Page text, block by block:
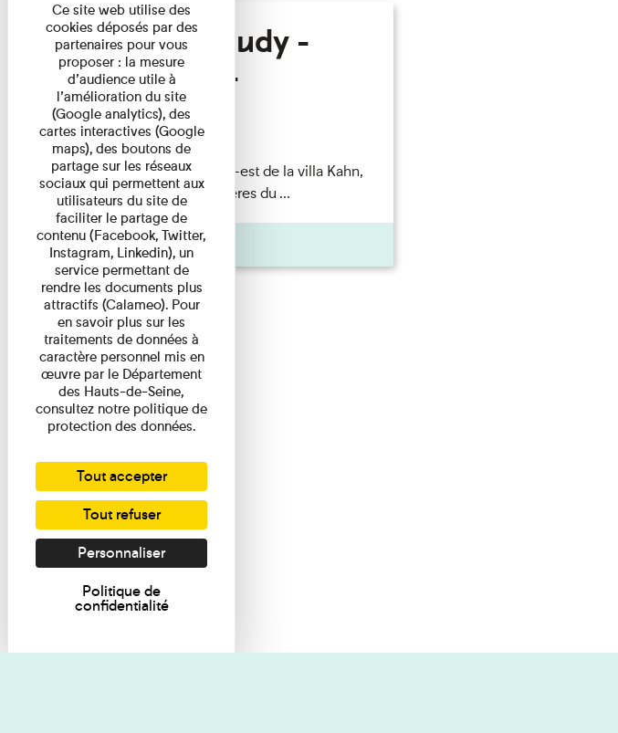
Hélène Gaudy -
Villa Zamir
Lecture
couchant) [Angle nord-est de la villa Kahn,
dite villa Zamir et lumières du ...
Pages
Ce site web utilise des
cookies déposés par des
partenaires pour vous
proposer : la mesure
d’audience utile à
l’amélioration du site
(Google analytics), des
cartes interactives (Google
maps), des boutons de
partage sur les réseaux
sociaux qui permettent aux
utilisateurs du site de
faciliter le partage de
contenu (Facebook, Twitter,
Instagram, Linkedin), un
service permettant de
rendre les documents plus
attractifs (Calameo). Pour
en savoir plus sur les
traitements de données à
caractère personnel mis en
œuvre par le Département
des Hauts-de-Seine,
consultez notre politique de
protection des données.
Tout accepter
Tout refuser
Personnaliser
Politique de
confidentialité